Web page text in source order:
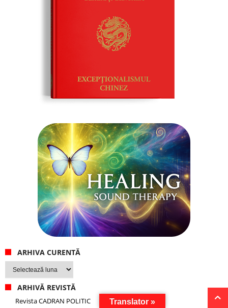
ARHIVA CURENTĂ
Arhiva
curentă
ARHIVĂ REVISTĂ
Revista CADRAN POLITIC Translator »